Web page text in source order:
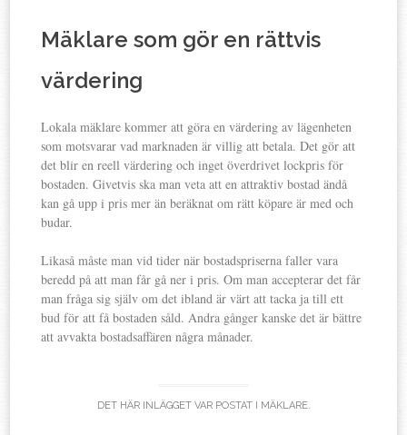
Mäklare som gör en rättvis
värdering
Lokala mäklare kommer att göra en värdering av lägenheten
som motsvarar vad marknaden är villig att betala. Det gör att
det blir en reell värdering och inget överdrivet lockpris för
bostaden. Givetvis ska man veta att en attraktiv bostad ändå
kan gå upp i pris mer än beräknat om rätt köpare är med och
budar.
Likaså måste man vid tider när bostadspriserna faller vara
beredd på att man får gå ner i pris. Om man accepterar det får
man fråga sig själv om det ibland är värt att tacka ja till ett
bud för att få bostaden såld. Andra gånger kanske det är bättre
att avvakta bostadsaffären några månader.
DET HÄR INLÄGGET VAR POSTAT I MÄKLARE.